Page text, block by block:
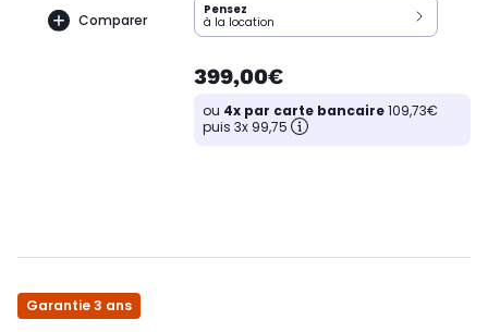
Comparer
Pensez
à la location
399,00€
ou 4x par carte bancaire109,73€
puis 3x 99,75
Garantie 3 ans